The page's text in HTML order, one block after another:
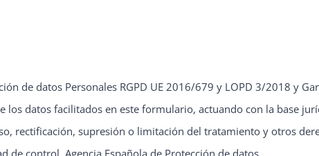
de datos Personales RGPD UE 2016/679 y LOPD 3/2018 y
los datos facilitados en este formulario, actuando con la base
rectificación, supresión o limitación del tratamiento y otros
control, Agencia Española de Protección de datos.